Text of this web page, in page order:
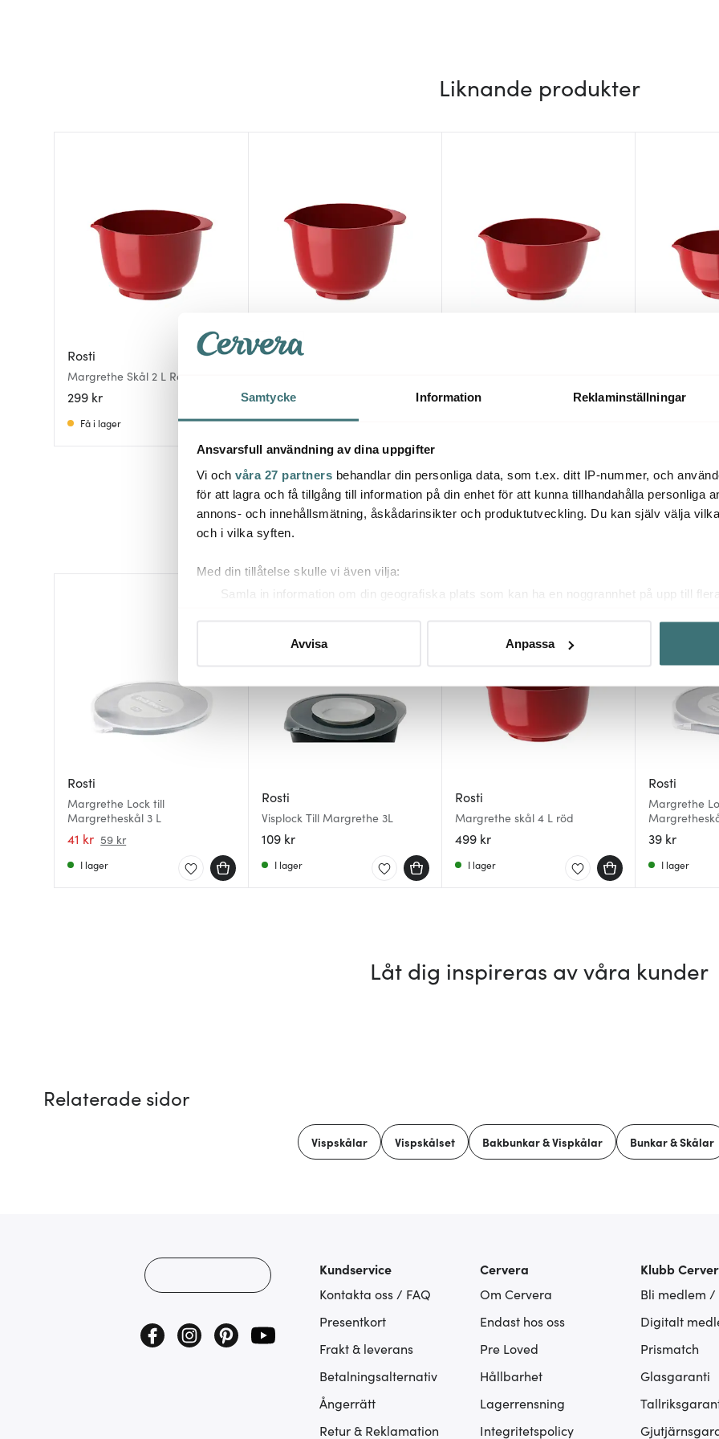
Samtycke Information Reklaminställningar
Ansvarsfull användning av dina uppgifter
Vi och våra 27 partners behandlar din personliga data, som t.ex. ditt IP-nummer, och
för att lagra och få tillgång till information på din enhet för att kunna tillhandahålla personliga
annons- och innehållsmätning, åskådarinsikter och produktutveckling. Du kan själv välja
och i vilka syften.
Med din tillåtelse skulle vi även vilja:
Samla in information om din geografiska plats som kan ha en noggrannhet på upp till
eller dra tillbaka ditt samtycke när som helst från cookie-förklaringen.
Vi använder cookies för att innehållet och annonserna ska anpassas efter det som vi tror att
att vi kan analysera vår trafik och göra hemsidan ännu bättre. Du bestämmer själv vilka
Avvisa Anpassa
Liknande produkter
Rosti
Margrethe Skål 2 L Röd
299 kr
Få i lager
Rosti
249 kr
I lager
179 kr 599 kr
Du kanske också gillar
Rosti
Margrethe Lock till
Margretheskål 3 L
41 kr 59 kr
I lager
Rosti
Visplock Till Margrethe 3L
109 kr
I lager
Rosti
Margrethe skål 4 L röd
499 kr
I lager
Rosti
Margrethe
39 kr
I lager
Låt dig inspireras av våra kunder
Relaterade sidor
Vispskålar Vispskålset Bakbunkar & Vispkålar Bunkar & Skålar
Kundservice
Kontakta oss / FAQ
Presentkort
Frakt & leverans
Betalningsalternativ
Ångerrätt
Retur & Reklamation
Cervera
Om Cervera
Endast hos oss
Pre Loved
Hållbarhet
Lagerrensning
Integritetspolicy
Klubb
Bli medlem /
Digitalt
Prismatch
Glasgaranti